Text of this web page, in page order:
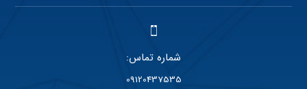
شماره تماس:
09120437535